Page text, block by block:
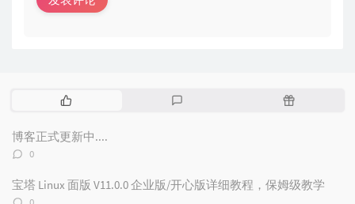
热
文
随
博客正式更新中....
评
数：
0
宝塔 Linux 面版 V11.0.0 企业版/开心版详细教程，保姆级教学
评